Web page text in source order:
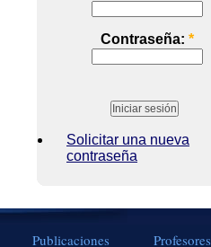
Contraseña: *
Solicitar una nueva
contraseña
Publicaciones Profesores